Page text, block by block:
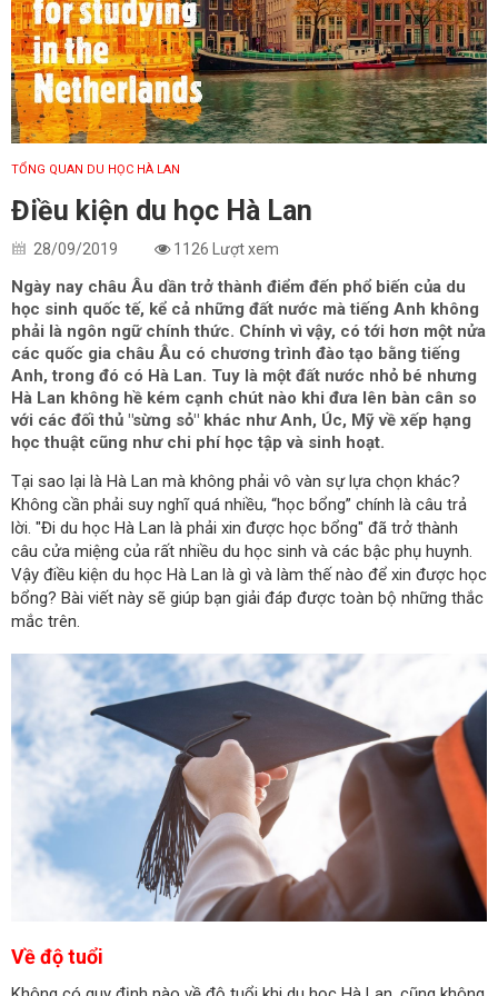
TỔNG QUAN DU HỌC HÀ LAN
Điều kiện du học Hà Lan
28/09/2019 1126 Lượt xem
Ngày nay châu Âu dần trở thành điểm đến phổ biến của du
học sinh quốc tế, kể cả những đất nước mà tiếng Anh không
phải là ngôn ngữ chính thức. Chính vì vậy, có tới hơn một nửa
các quốc gia châu Âu có chương trình đào tạo bằng tiếng
Anh, trong đó có Hà Lan. Tuy là một đất nước nhỏ bé nhưng
Hà Lan không hề kém cạnh chút nào khi đưa lên bàn cân so
với các đối thủ "sừng sỏ" khác như Anh, Úc, Mỹ về xếp hạng
học thuật cũng như chi phí học tập và sinh hoạt.
Tại sao lại là Hà Lan mà không phải vô vàn sự lựa chọn khác?
Không cần phải suy nghĩ quá nhiều, “học bổng” chính là câu trả
lời. "Đi du học Hà Lan là phải xin được học bổng" đã trở thành
câu cửa miệng của rất nhiều du học sinh và các bậc phụ huynh.
Vậy điều kiện du học Hà Lan là gì và làm thế nào để xin được học
bổng? Bài viết này sẽ giúp bạn giải đáp được toàn bộ những thắc
mắc trên.
Về độ tuổi